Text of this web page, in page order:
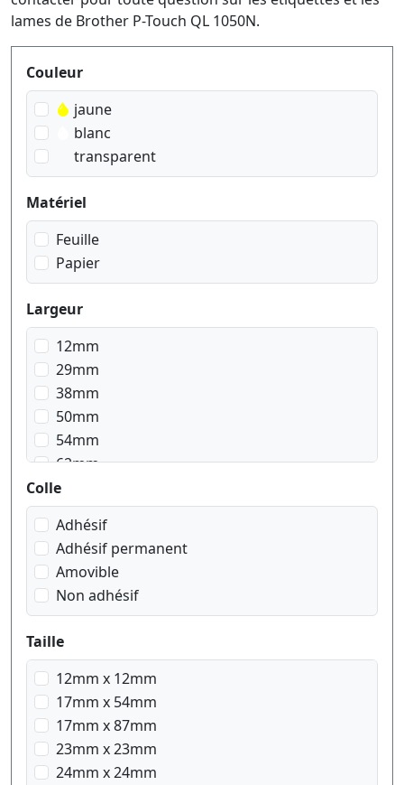
lames de Brother P-Touch QL 1050N.
Produktfilter
Couleur
jaune
blanc
transparent
Matériel
Feuille
Papier
Largeur
12mm
29mm
38mm
50mm
54mm
62mm
103mm
Colle
Adhésif
Adhésif permanent
Amovible
Non adhésif
Taille
12mm x 12mm
17mm x 54mm
17mm x 87mm
23mm x 23mm
24mm x 24mm